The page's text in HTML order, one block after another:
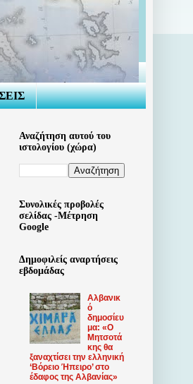
Αναζήτηση αυτού του
ιστολογίου (χώρα)
Συνολικές προβολές
σελίδας -Μέτρηση
Google
Δημοφιλείς αναρτήσεις
εβδομάδας
Αλβανικ
ό
δημοσίευ
μα: «Ο
Μητσοτά
κης θα
ξαναχτίσει την ελληνική
‘Βόρειο Ήπειρο’ στο
έδαφος της Αλβανίας»